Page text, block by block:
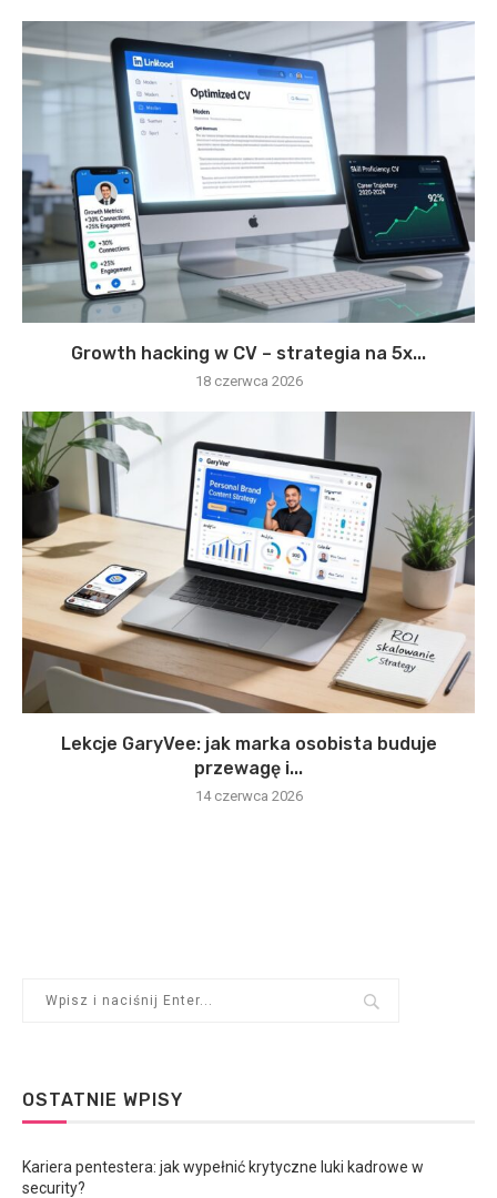
Growth hacking w CV – strategia na 5x...
18 czerwca 2026
Lekcje GaryVee: jak marka osobista buduje
przewagę i...
14 czerwca 2026
OSTATNIE WPISY
Kariera pentestera: jak wypełnić krytyczne luki kadrowe w
security?